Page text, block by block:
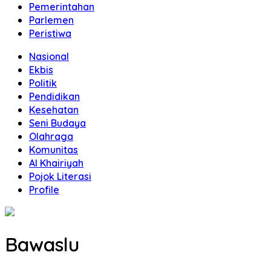
Pemerintahan
Parlemen
Peristiwa
Nasional
Ekbis
Politik
Pendidikan
Kesehatan
Seni Budaya
Olahraga
Komunitas
Al Khairiyah
Pojok Literasi
Profile
Bawaslu